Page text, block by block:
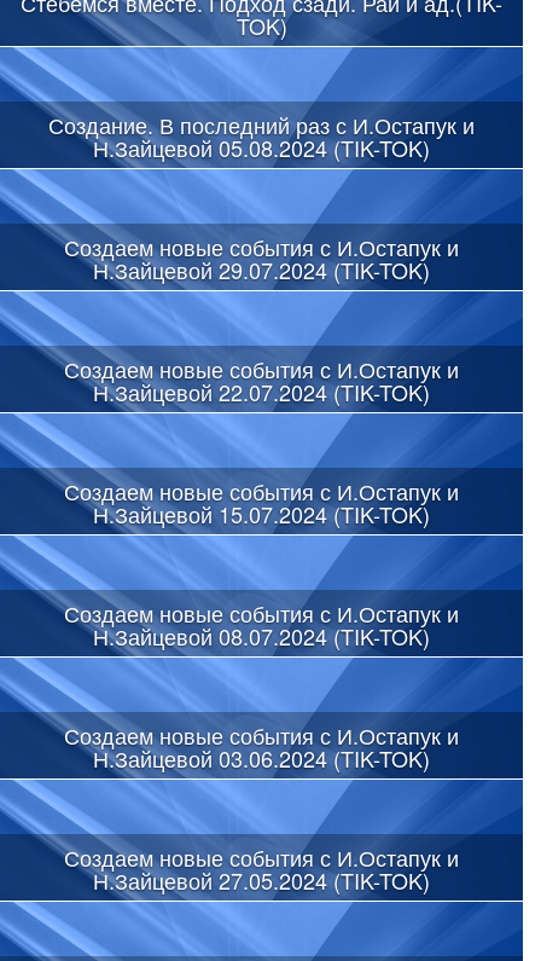
TOK)
Создание. В последний раз с И.Остапук и
Н.Зайцевой 05.08.2024 (TIK-TOK)
Создаем новые события с И.Остапук и
Н.Зайцевой 29.07.2024 (TIK-TOK)
Создаем новые события с И.Остапук и
Н.Зайцевой 22.07.2024 (TIK-TOK)
Создаем новые события с И.Остапук и
Н.Зайцевой 15.07.2024 (TIK-TOK)
Создаем новые события с И.Остапук и
Н.Зайцевой 08.07.2024 (TIK-TOK)
Создаем новые события с И.Остапук и
Н.Зайцевой 03.06.2024 (TIK-TOK)
Создаем новые события с И.Остапук и
Н.Зайцевой 27.05.2024 (TIK-TOK)